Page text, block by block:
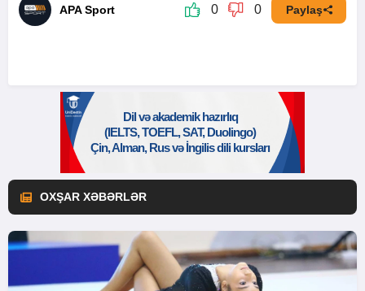
APA Sport 0 0 Paylaş
OXŞAR XƏBƏRLƏR